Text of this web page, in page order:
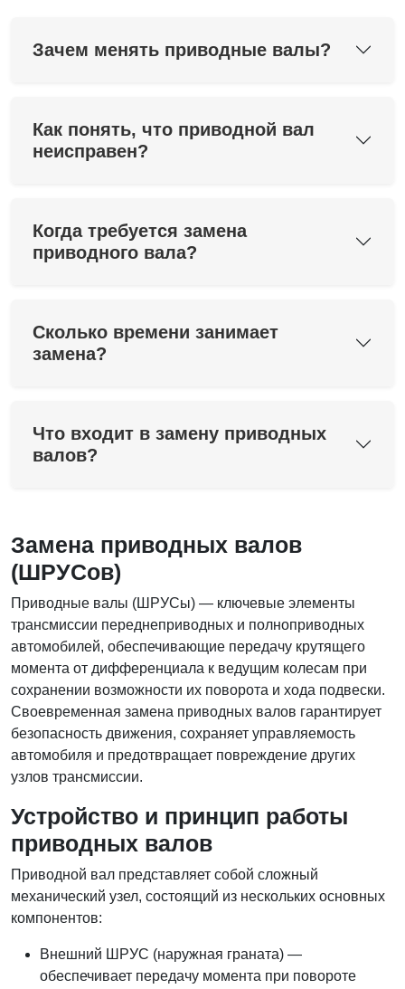
Зачем менять приводные валы?
Как понять, что приводной вал
неисправен?
Когда требуется замена
приводного вала?
Сколько времени занимает
замена?
Что входит в замену приводных
валов?
Замена приводных валов
(ШРУСов)
Приводные валы (ШРУСы) — ключевые элементы
трансмиссии переднеприводных и полноприводных
автомобилей, обеспечивающие передачу крутящего
момента от дифференциала к ведущим колесам при
сохранении возможности их поворота и хода подвески.
Своевременная замена приводных валов гарантирует
безопасность движения, сохраняет управляемость
автомобиля и предотвращает повреждение других
узлов трансмиссии.
Устройство и принцип работы
приводных валов
Приводной вал представляет собой сложный
механический узел, состоящий из нескольких основных
компонентов:
Внешний ШРУС (наружная граната) —
обеспечивает передачу момента при повороте